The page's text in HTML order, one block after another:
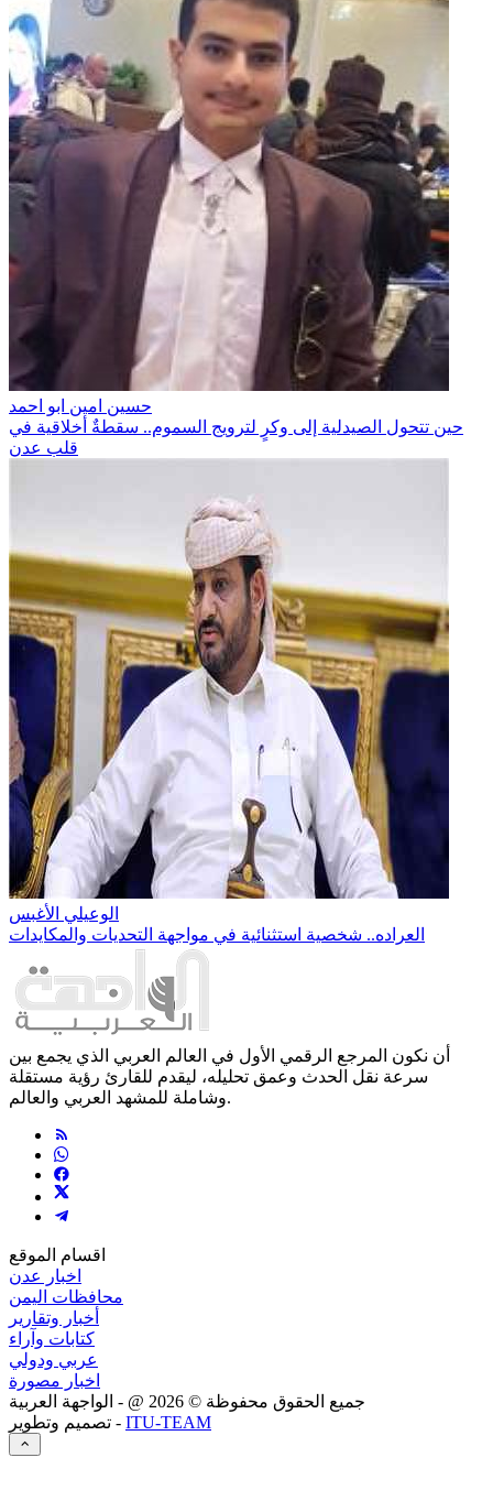
حسين امين ابو احمد
حين تتحول الصيدلية إلى وكرٍ لترويج السموم.. سقطةٌ أخلاقية في
قلب عدن
الوعيلي الأغبس
العراده.. شخصية استثنائية في مواجهة التحديات والمكايدات
أن نكون المرجع الرقمي الأول في العالم العربي الذي يجمع بين
سرعة نقل الحدث وعمق تحليله، ليقدم للقارئ رؤية مستقلة
وشاملة للمشهد العربي والعالم.
اقسام الموقع
اخبار عدن
محافظات اليمن
أخبار وتقارير
كتابات وآراء
عربي ودولي
اخبار مصورة
جميع الحقوق محفوظة © 2026 @ - الواجهة العربية
تصميم وتطوير - ITU-TEAM